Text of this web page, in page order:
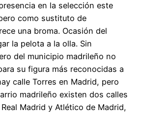
en la selección este
como sustituto de
una broma. Ocasión del
la pelota a la olla. Sin
del municipio madrileño no
su figura más reconocidas a
calle Torres en Madrid, pero
madrileño existen dos calles
Madrid y Atlético de Madrid,